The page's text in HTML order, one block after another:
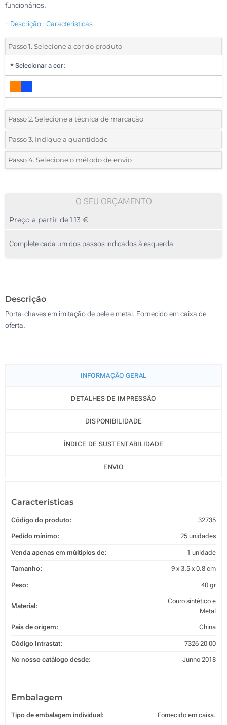
funcionários.
+ Descrição+ Características
Passo 1. Selecione a cor do produto
* Selecionar a cor:
Passo 2. Selecione a técnica de marcação
*Selecione o tipo de marcação e as cores do logotipo:
1 Cor (Na caixa)
Gravação a laser (Num lado)
Passo 3. Indique a quantidade
*Quantidade mínima:25
50
125
Outra :
Passo 4. Selecione o método de envio
O SEU ORÇAMENTO
Preço a partir de:1,13 €
Complete cada um dos passos indicados à esquerda
Descrição
Porta-chaves em imitação de pele e metal. Fornecido em caixa de
oferta.
INFORMAÇÃO GERAL
DETALHES DE IMPRESSÃO
DISPONIBILIDADE
ÍNDICE DE SUSTENTABILIDADE
ENVIO
Características
Código do produto: 32735
Pedido mínimo: 25 unidades
Venda apenas em múltiplos de: 1 unidade
Tamanho: 9 x 3.5 x 0.8 cm
Peso: 40 gr
Material:
Couro sintético e
Metal
País de origem: China
Código Intrastat: 7326 20 00
No nosso catálogo desde: Junho 2018
Embalagem
Tipo de embalagem individual: Fornecido em caixa.